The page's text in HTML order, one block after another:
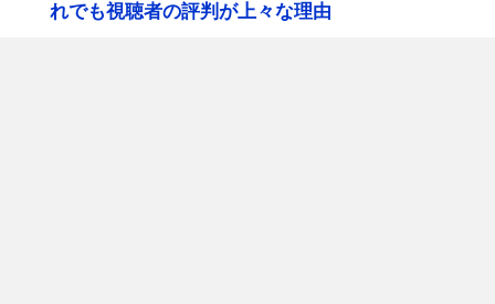
れでも視聴者の評判が上々な理由